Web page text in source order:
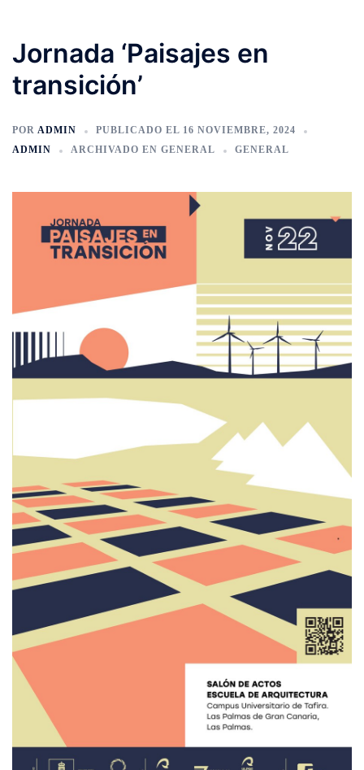
Jornada ‘Paisajes en
transición’
POR ADMIN PUBLICADO EL 16 NOVIEMBRE, 2024
ADMIN
ARCHIVADO EN GENERAL GENERAL